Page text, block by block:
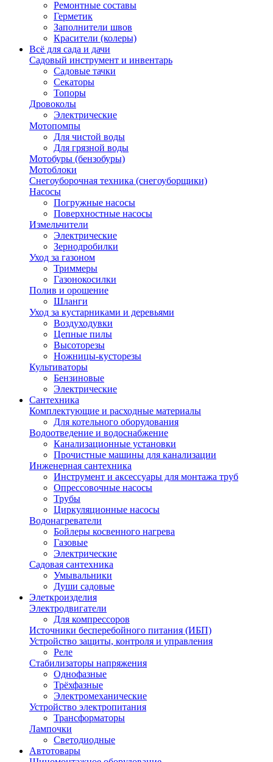
Ремонтные составы
Герметик
Заполнители швов
Красители (колеры)
Всё для сада и дачи
Садовый инструмент и инвентарь
Садовые тачки
Секаторы
Топоры
Дровоколы
Электрические
Мотопомпы
Для чистой воды
Для грязной воды
Мотобуры (бензобуры)
Мотоблоки
Снегоуборочная техника (снегоуборщики)
Насосы
Погружные насосы
Поверхностные насосы
Измельчители
Электрические
Зернодробилки
Уход за газоном
Триммеры
Газонокосилки
Полив и орошение
Шланги
Уход за кустарниками и деревьями
Воздуходувки
Цепные пилы
Высоторезы
Ножницы-кусторезы
Культиваторы
Бензиновые
Электрические
Сантехника
Комплектующие и расходные материалы
Для котельного оборудования
Водоотведение и водоснабжение
Канализационные установки
Прочистные машины для канализации
Инженерная сантехника
Инструмент и аксессуары для монтажа труб
Опрессовочные насосы
Трубы
Циркуляционные насосы
Водонагреватели
Бойлеры косвенного нагрева
Газовые
Электрические
Садовая сантехника
Умывальники
Души садовые
Элеткроизделия
Электродвигатели
Для компрессоров
Источники бесперебойного питания (ИБП)
Устройство защиты, контроля и управления
Реле
Стабилизаторы напряжения
Однофазные
Трёхфазные
Электромеханические
Устройство электропитания
Трансформаторы
Лампочки
Светодиодные
Автотовары